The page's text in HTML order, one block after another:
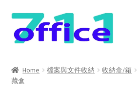
Skip
to
navigation
Skip
to
content
我的帳號
Home 檔案與文件收納 收納盒/箱
藏盒